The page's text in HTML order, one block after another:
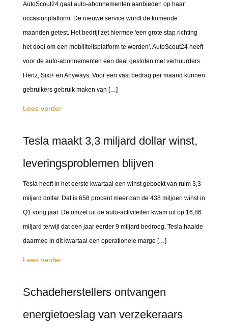
AutoScout24 gaat auto-abonnementen aanbieden op haar
occasionplatform. De nieuwe service wordt de komende
maanden getest. Het bedrijf zet hiermee 'een grote stap richting
het doel om een mobiliteitsplatform te worden'. AutoScout24 heeft
voor de auto-abonnementen een deal gesloten met verhuurders
Hertz, Sixt+ en Anyways. Voor een vast bedrag per maand kunnen
gebruikers gebruik maken van […]
Lees verder
Tesla maakt 3,3 miljard dollar winst,
leveringsproblemen blijven
Tesla heeft in het eerste kwartaal een winst geboekt van ruim 3,3
miljard dollar. Dat is 658 procent meer dan de 438 miljoen winst in
Q1 vorig jaar. De omzet uit de auto-activiteiten kwam uit op 16,86
miljard terwijl dat een jaar eerder 9 miljard bedroeg. Tesla haalde
daarmee in dit kwartaal een operationele marge […]
Lees verder
Schadeherstellers ontvangen
energietoeslag van verzekeraars